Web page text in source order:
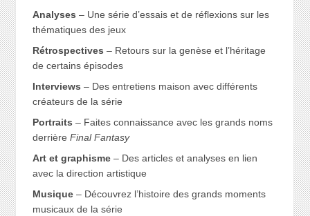
Analyses – Une série d’essais et de réflexions sur les
thématiques des jeux
Rétrospectives – Retours sur la genèse et l’héritage
de certains épisodes
Interviews – Des entretiens maison avec différents
créateurs de la série
Portraits – Faites connaissance avec les grands noms
derrière Final Fantasy
Art et graphisme– Des articles et analyses en lien
avec la direction artistique
Musique– Découvrez l’histoire des grands moments
musicaux de la série